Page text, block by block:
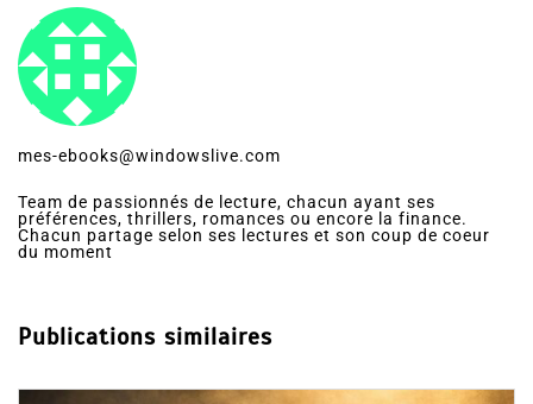
mes-ebooks@windowslive.com
Team de passionnés de lecture, chacun ayant ses
préférences, thrillers, romances ou encore la finance.
Chacun partage selon ses lectures et son coup de coeur
du moment
Publications similaires